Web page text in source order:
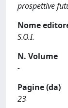
prospettive
Nome
S.O.I.
N. Volume
-
Pagine (da)
23